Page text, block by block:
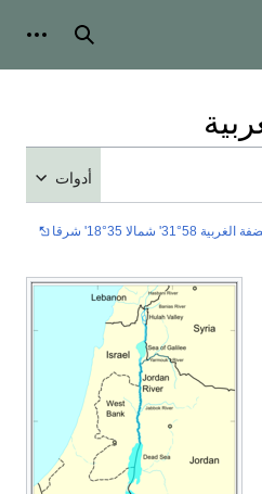
بحث
أدوات
الغربية 58°31' شمالا 35°18' شرقا